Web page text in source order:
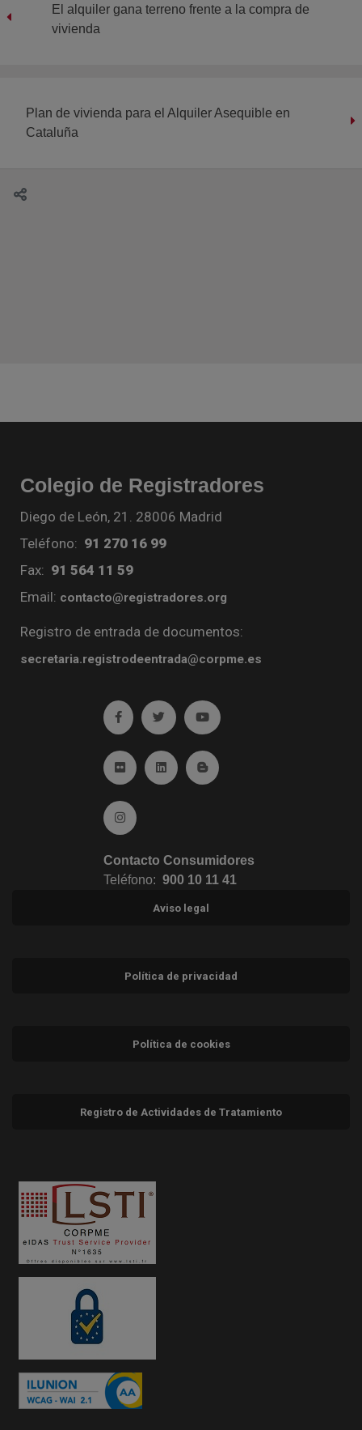
El alquiler gana terreno frente a la compra de
vivienda
Plan de vivienda para el Alquiler Asequible en
Cataluña
Colegio de Registradores
Diego de León, 21. 28006 Madrid
Teléfono: 91 270 16 99
Fax: 91 564 11 59
Email: contacto@registradores.org
Registro de entrada de documentos:
secretaria.registrodeentrada@corpme.es
Ir a facebook (abre en ventana nueva)
Ir a twitter (abre en ventana nueva)
Ir a YouTube (abre en
Ir a Flickr (abre en ventana nueva)
Ir a Linkedin (abre en ventana nueva)
Ir al Blog (abre en ventana
Ir a Instagram (abre en ventana nueva)
Contacto Consumidores
Teléfono: 900 10 11 41
Aviso legal
Política de privacidad
Política de cookies
Registro de Actividades de Tratamiento